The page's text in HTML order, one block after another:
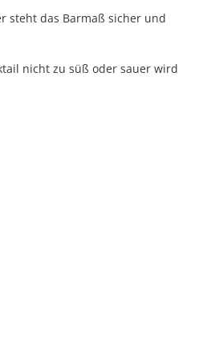
steht das Barmaß sicher und
nicht zu süß oder sauer wird